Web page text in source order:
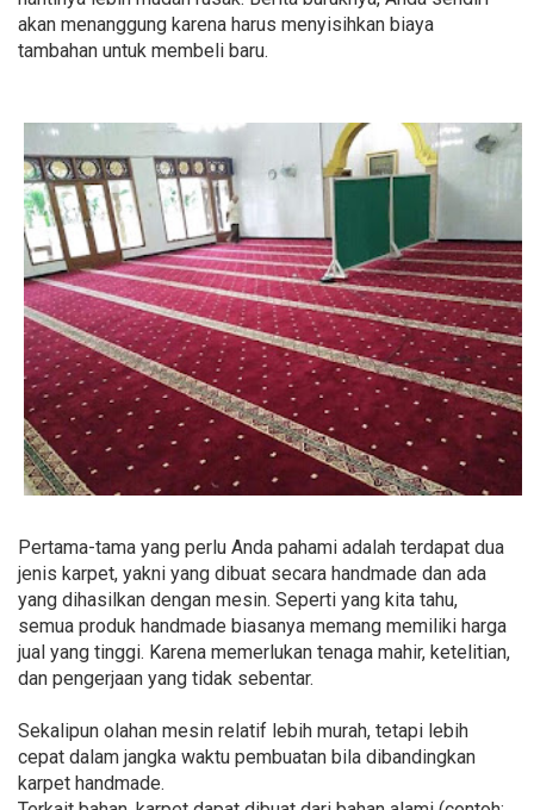
akan menanggung karena harus menyisihkan biaya
tambahan untuk membeli baru.
Pertama-tama yang perlu Anda pahami adalah terdapat dua
jenis karpet, yakni yang dibuat secara handmade dan ada
yang dihasilkan dengan mesin. Seperti yang kita tahu,
semua produk handmade biasanya memang memiliki harga
jual yang tinggi. Karena memerlukan tenaga mahir, ketelitian,
dan pengerjaan yang tidak sebentar.
Sekalipun olahan mesin relatif lebih murah, tetapi lebih
cepat dalam jangka waktu pembuatan bila dibandingkan
karpet handmade.